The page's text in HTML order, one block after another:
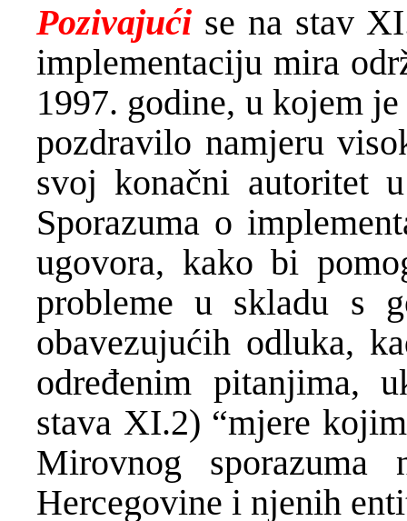
Pozivajući se na stav
implementaciju mira
1997. godine, u kojem
pozdravilo namjeru
svoj konačni autoritet
Sporazuma o
ugovora, kako bi
probleme u skladu s
obavezujućih odluka,
određenim pitanjima,
stava XI.2) “mjere
Mirovnog
Hercegovine i njenih